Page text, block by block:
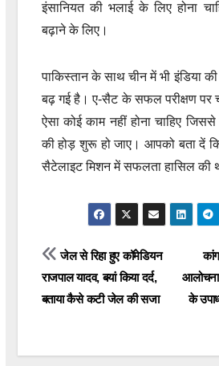
इंसानियत की भलाई के लिए होना
बढ़ाने के लिए।
पाकिस्तान के साथ चीन में भी इंडिया
बढ़ गई है। ए-सैट के सफल परीक्षण पर
ऐसा कोई काम नहीं होना चाहिए जिससे
की होड़ शुरू हो जाए। आपको बता दें
सैटेलाइट मिशन में सफलता हासिल की
Post
navigation
के
जेल से रिहा हुए कॉमेडियन
राजपाल यादव, बयां किया दर्द,
बताया कैसे कटी जेल की सजा